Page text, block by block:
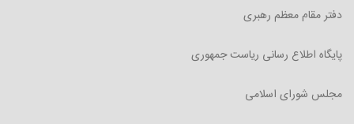
دفتر مقام معظم رهبری
پایگاه اطلاع رسانی ریاست جمهوری
مجلس شورای اسلامی